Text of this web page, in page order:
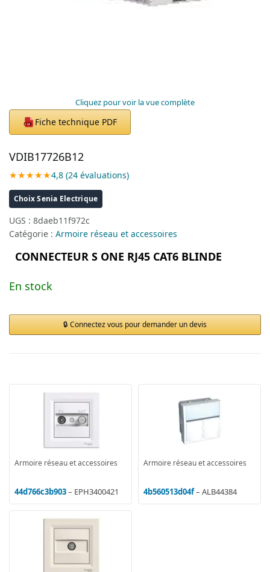
Cliquez pour voir la vue complète
PDF Fiche technique PDF
VDIB17726B12
★★★★★4,8 (24 évaluations)
Choix Senia Electrique
UGS : 8daeb11f972c
Catégorie : Armoire réseau et accessoires
CONNECTEUR S ONE RJ45 CAT6 BLINDE
En stock
Connectez vous pour demander un devis
Armoire réseau et accessoires
44d766c3b903– EPH3400421
Armoire réseau et accessoires
4b560513d04f– ALB44384